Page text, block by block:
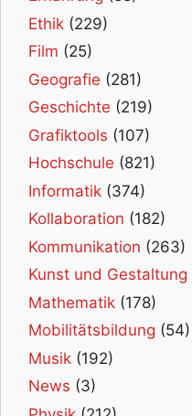
Ethik (229)
Film (25)
Geografie (281)
Geschichte (219)
Grafiktools (107)
Hochschule (821)
Informatik (374)
Kollaboration (182)
Kommunikation (263)
Kunst und Gestaltung
Mathematik (178)
Mobilitätsbildung (54)
Musik (192)
News (3)